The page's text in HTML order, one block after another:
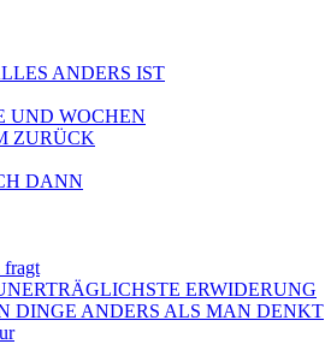
ANDERS IST
UND WOCHEN
ZURÜCK
DANN
fragt
ERWIDERUNG
DINGE ANDERS ALS MAN DENKT